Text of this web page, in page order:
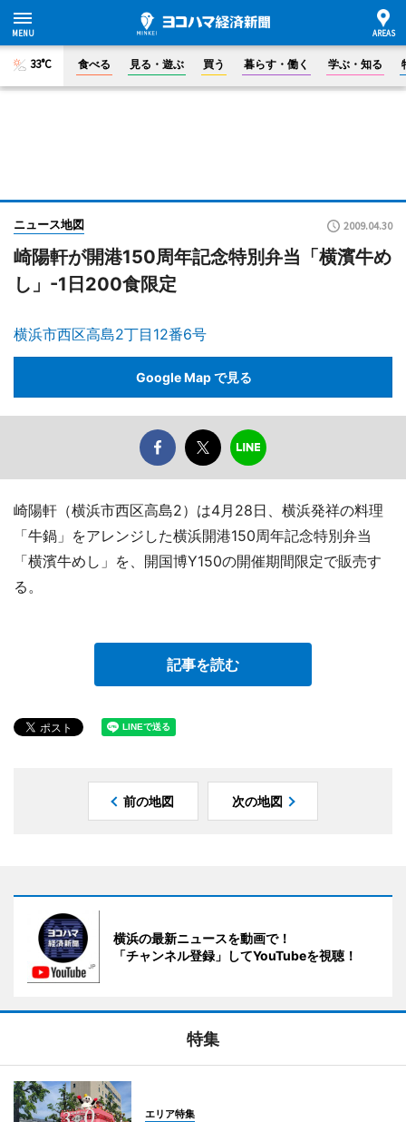
33°C 食べる 見る・遊ぶ 買う 暮らす・働く 学ぶ・知る
ニュース地図 2009.04.30
崎陽軒が開港150周年記念特別弁当「横濱牛め
し」-1日200食限定
横浜市西区高島2丁目12番6号
Google Map で見る
崎陽軒（横浜市西区高島2）は4月28日、横浜発祥の料理
「牛鍋」をアレンジした横浜開港150周年記念特別弁当
「横濱牛めし」を、開国博Y150の開催期間限定で販売す
る。
記事を読む
前の地図 次の地図
横浜の最新ニュースを動画で！
「チャンネル登録」してYouTubeを視聴！
特集
エリア特集